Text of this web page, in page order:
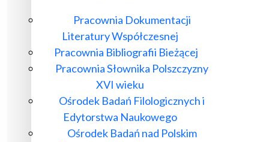
Pracownia Dokumentacji
Literatury Współczesnej
Pracownia Bibliografii Bieżącej
Pracownia Słownika Polszczyzny
XVI wieku
Ośrodek Badań Filologicznych i
Edytorstwa Naukowego
Ośrodek Badań nad Polskim